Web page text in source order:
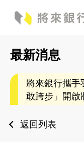
最新消息
將來銀行攜
敢跨步」開啟
返回列表